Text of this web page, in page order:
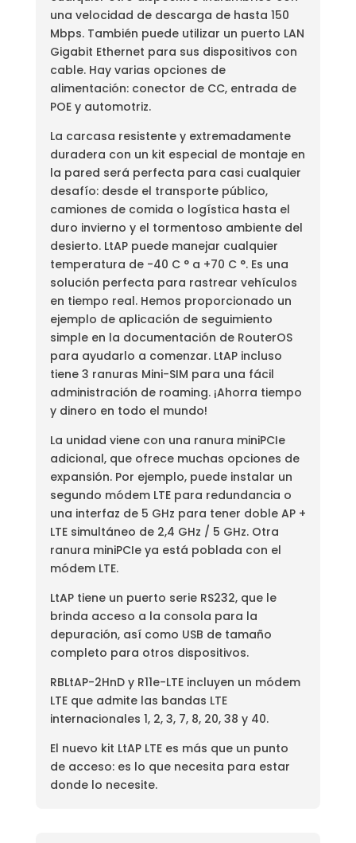
una velocidad de descarga de hasta 150
Mbps. También puede utilizar un puerto LAN
Gigabit Ethernet para sus dispositivos con
cable. Hay varias opciones de
alimentación: conector de CC, entrada de
POE y automotriz.
La carcasa resistente y extremadamente
duradera con un kit especial de montaje en
la pared será perfecta para casi cualquier
desafío: desde el transporte público,
camiones de comida o logística hasta el
duro invierno y el tormentoso ambiente del
desierto. LtAP puede manejar cualquier
temperatura de -40 C ° a +70 C °. Es una
solución perfecta para rastrear vehículos
en tiempo real. Hemos proporcionado un
ejemplo de aplicación de seguimiento
simple en la documentación de RouterOS
para ayudarlo a comenzar. LtAP incluso
tiene 3 ranuras Mini-SIM para una fácil
administración de roaming. ¡Ahorra tiempo
y dinero en todo el mundo!
La unidad viene con una ranura miniPCIe
adicional, que ofrece muchas opciones de
expansión. Por ejemplo, puede instalar un
segundo módem LTE para redundancia o
una interfaz de 5 GHz para tener doble AP +
LTE simultáneo de 2,4 GHz / 5 GHz. Otra
ranura miniPCIe ya está poblada con el
módem LTE.
LtAP tiene un puerto serie RS232, que le
brinda acceso a la consola para la
depuración, así como USB de tamaño
completo para otros dispositivos.
RBLtAP-2HnD y R11e-LTE incluyen un módem
LTE que admite las bandas LTE
internacionales 1, 2, 3, 7, 8, 20, 38 y 40.
El nuevo kit LtAP LTE es más que un punto
de acceso: es lo que necesita para estar
donde lo necesite.